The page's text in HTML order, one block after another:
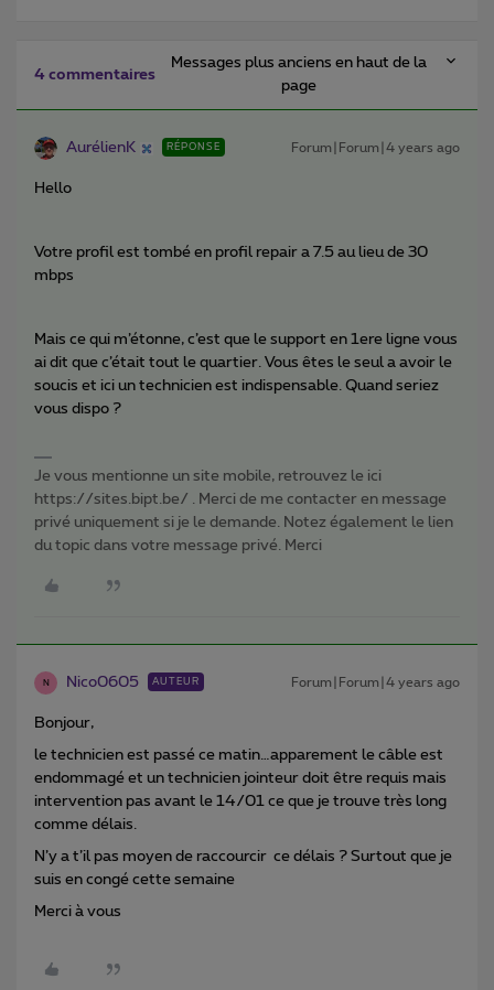
4 commentaires
Messages plus anciens en haut de la
page
AurélienK RÉPONSE Forum|Forum|4 years ago
Hello
Votre profil est tombé en profil repair a 7.5 au lieu de 30
mbps
Mais ce qui m’étonne, c’est que le support en 1ere ligne vous
ai dit que c’était tout le quartier. Vous êtes le seul a avoir le
soucis et ici un technicien est indispensable. Quand seriez
vous dispo ?
Je vous mentionne un site mobile, retrouvez le ici
https://sites.bipt.be/ . Merci de me contacter en message
privé uniquement si je le demande. Notez également le lien
du topic dans votre message privé. Merci
N Nico0605 AUTEUR Forum|Forum|4 years ago
Bonjour,
le technicien est passé ce matin…apparement le câble est
endommagé et un technicien jointeur doit être requis mais
intervention pas avant le 14/01 ce que je trouve très long
comme délais.
N’y a t’il pas moyen de raccourcir ce délais ? Surtout que je
suis en congé cette semaine
Merci à vous